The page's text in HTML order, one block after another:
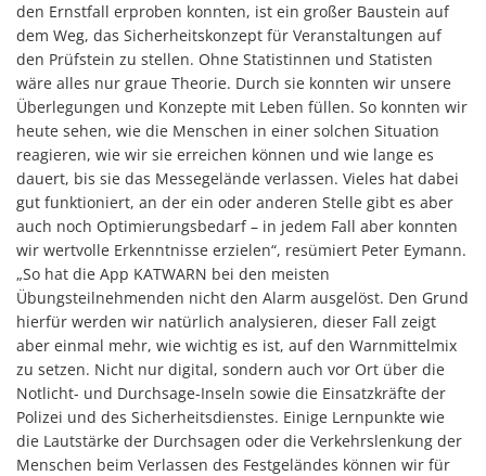
den Ernstfall erproben konnten, ist ein großer Baustein auf
dem Weg, das Sicherheitskonzept für Veranstaltungen auf
den Prüfstein zu stellen. Ohne Statistinnen und Statisten
wäre alles nur graue Theorie. Durch sie konnten wir unsere
Überlegungen und Konzepte mit Leben füllen. So konnten wir
heute sehen, wie die Menschen in einer solchen Situation
reagieren, wie wir sie erreichen können und wie lange es
dauert, bis sie das Messegelände verlassen. Vieles hat dabei
gut funktioniert, an der ein oder anderen Stelle gibt es aber
auch noch Optimierungsbedarf – in jedem Fall aber konnten
wir wertvolle Erkenntnisse erzielen“, resümiert Peter Eymann.
„So hat die App KATWARN bei den meisten
Übungsteilnehmenden nicht den Alarm ausgelöst. Den Grund
hierfür werden wir natürlich analysieren, dieser Fall zeigt
aber einmal mehr, wie wichtig es ist, auf den Warnmittelmix
zu setzen. Nicht nur digital, sondern auch vor Ort über die
Notlicht- und Durchsage-Inseln sowie die Einsatzkräfte der
Polizei und des Sicherheitsdienstes. Einige Lernpunkte wie
die Lautstärke der Durchsagen oder die Verkehrslenkung der
Menschen beim Verlassen des Festgeländes können wir für